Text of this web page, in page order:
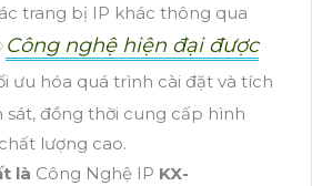
trang bị IP khác thông qua
Công nghệ hiện đại được
ưu hóa quá trình cài đặt và tích
sát, đồng thời cung cấp hình
lượng cao.
là Công Nghệ IP KX-